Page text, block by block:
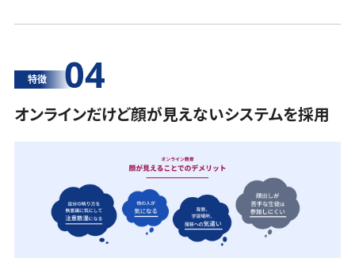
特徴 04
オンラインだけど顔が見えないシステムを採用